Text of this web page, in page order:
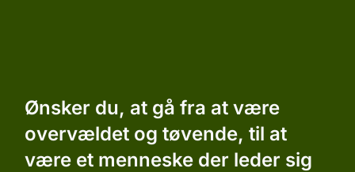
Ønsker du, at gå fra at være
overvældet og tøvende, til at
være et menneske der leder sig